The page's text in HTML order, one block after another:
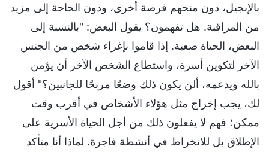
بالإنجيل، دون منحهم فرصة أخرى، ودون الحاجة إلى مزيد
من المراقبة. هل تفهمون؟ يقول البعض: "بالنسبة إلى
البعض، الحياة صعبة. إذا قاموا بإغراء شخص من الجنس
الآخر لتكوين أسرة، واستطاع الشخص الآخر أن يؤمن
بالله ويدعمه، ألن يكون ذلك وضعًا مربحًا للجانبين؟" أقول
لك، يجب إخراج مثل هؤلاء الأشخاص في أقرب وقت
ممكن؛ فهم لا يفعلون ذلك من أجل الحياة الأسرية على
الإطلاق بل للانخراط في أنشطة فاجرة. لماذا أنا متأكد